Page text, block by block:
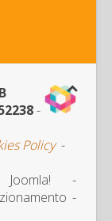
-
Policy-
Joomla! -
-